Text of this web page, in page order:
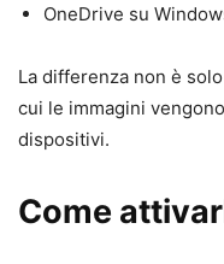
OneDrive su
La differenza non è
cui le immagini
dispositivi.
Come